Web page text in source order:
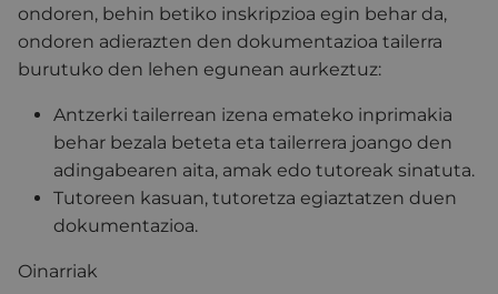
ondoren, behin betiko inskripzioa egin behar da,
ondoren adierazten den dokumentazioa tailerra
burutuko den lehen egunean aurkeztuz:
Antzerki tailerrean izena emateko inprimakia
behar bezala beteta eta tailerrera joango den
adingabearen aita, amak edo tutoreak sinatuta.
Tutoreen kasuan, tutoretza egiaztatzen duen
dokumentazioa.
Oinarriak